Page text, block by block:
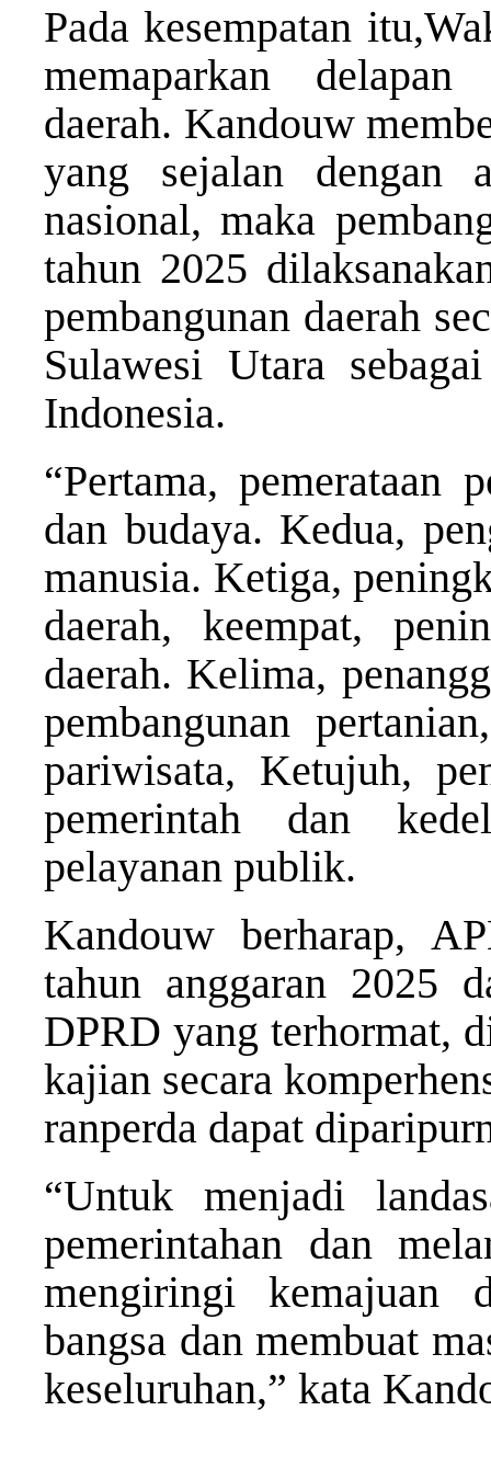
Pada kesempatan
memaparkan
daerah. Kandouw
yang sejalan dengan
nasional, maka
tahun 2025
pembangunan daerah
Sulawesi Utara
Indonesia.
“Pertama, pemerataan
dan budaya. Kedua,
manusia. Ketiga,
daerah, keempat,
daerah. Kelima,
pembangunan
pariwisata, Ketujuh,
pemerintah dan
pelayanan publik.
Kandouw berharap,
tahun anggaran 2025
DPRD yang terhormat,
kajian secara
ranperda dapat
“Untuk menjadi
pemerintahan dan
mengiringi kemajuan
bangsa dan membuat
keseluruhan,” kata